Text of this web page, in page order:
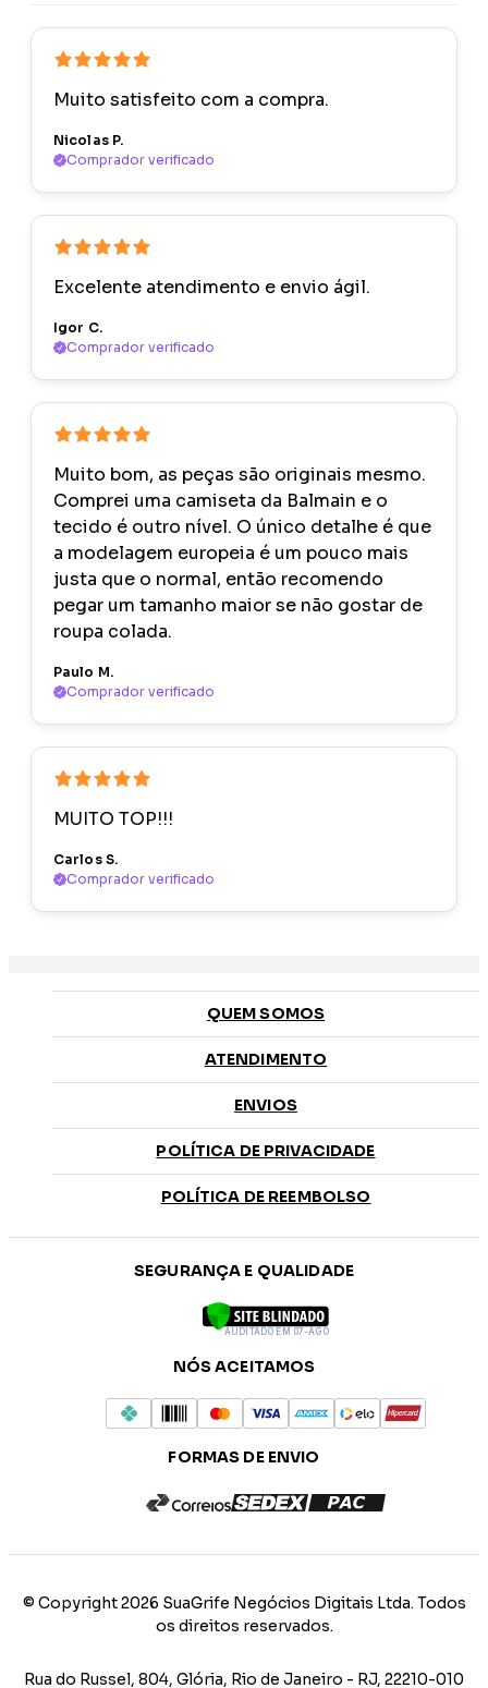
Muito satisfeito com a compra.
Nicolas P.
Comprador verificado
Excelente atendimento e envio ágil.
Igor C.
Comprador verificado
Muito bom, as peças são originais mesmo.
Comprei uma camiseta da Balmain e o
tecido é outro nível. O único detalhe é que
a modelagem europeia é um pouco mais
justa que o normal, então recomendo
pegar um tamanho maior se não gostar de
roupa colada.
Paulo M.
Comprador verificado
MUITO TOP!!!
Carlos S.
Comprador verificado
QUEM SOMOS
ATENDIMENTO
ENVIOS
POLÍTICA DE PRIVACIDADE
POLÍTICA DE REEMBOLSO
SEGURANÇA E QUALIDADE
AUDITADO EM 07-AGO
NÓS ACEITAMOS
FORMAS DE ENVIO
© Copyright 2026 SuaGrife Negócios Digitais Ltda. Todos
os direitos reservados.
Rua do Russel, 804, Glória, Rio de Janeiro - RJ, 22210-010